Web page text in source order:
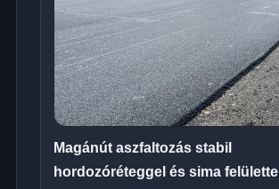
Magánút aszfaltozás stabil
hordozóréteggel és sima felülettel